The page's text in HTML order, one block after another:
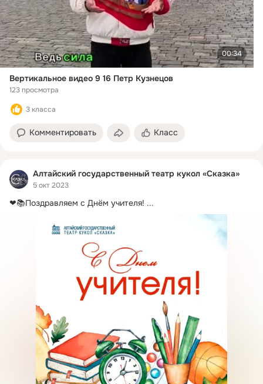
00:34
Вертикальное видео 9 16 Петр Кузнецов
123 просмотра
3 класса
Комментировать Класс
Алтайский государственный театр кукол «Сказка»
5 окт 2023
❤📚Поздравляем с Днём учителя! ...